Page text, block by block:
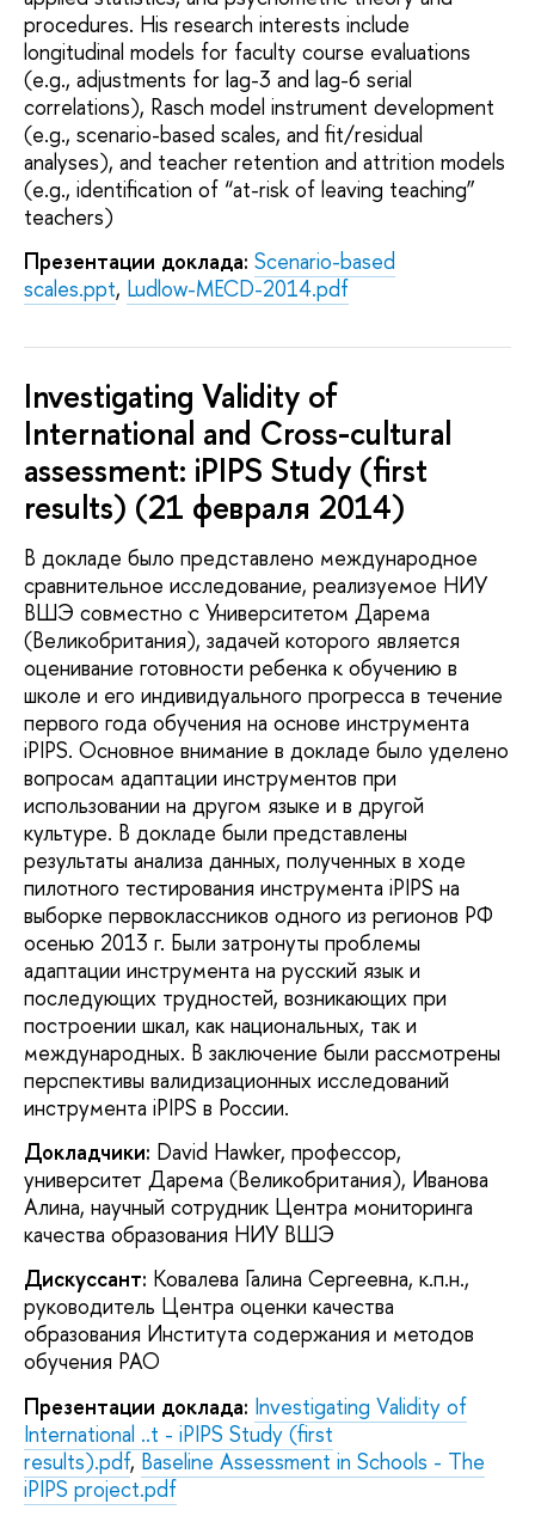
procedures. His research interests include
longitudinal models for faculty course evaluations
(e.g., adjustments for lag-3 and lag-6 serial
correlations), Rasch model instrument development
(e.g., scenario-based scales, and fit/residual
analyses), and teacher retention and attrition models
(e.g., identification of “at-risk of leaving teaching”
teachers)
Презентации доклада: Scenario-based
scales.ppt, Ludlow-MECD-2014.pdf
Investigating Validity of
International and Cross-cultural
assessment: iPIPS Study (first
results) (21 февраля 2014)
В докладе было представлено международное
сравнительное исследование, реализуемое НИУ
ВШЭ совместно с Университетом Дарема
(Великобритания), задачей которого является
оценивание готовности ребенка к обучению в
школе и его индивидуального прогресса в течение
первого года обучения на основе инструмента
iPIPS. Основное внимание в докладе было уделено
вопросам адаптации инструментов при
использовании на другом языке и в другой
культуре. В докладе были представлены
результаты анализа данных, полученных в ходе
пилотного тестирования инструмента iPIPS на
выборке первоклассников одного из регионов РФ
осенью 2013 г. Были затронуты проблемы
адаптации инструмента на русский язык и
последующих трудностей, возникающих при
построении шкал, как национальных, так и
международных. В заключение были рассмотрены
перспективы валидизационных исследований
инструмента iPIPS в России.
Докладчики: David Hawker, профессор,
университет Дарема (Великобритания), Иванова
Алина, научный сотрудник Центра мониторинга
качества образования НИУ ВШЭ
Дискуссант: Ковалева Галина Сергеевна, к.п.н.,
руководитель Центра оценки качества
образования Института содержания и методов
обучения РАО
Презентации доклада: Investigating Validity of
International ..t - iPIPS Study (first
results).pdf, Baseline Assessment in Schools - The
iPIPS project.pdf